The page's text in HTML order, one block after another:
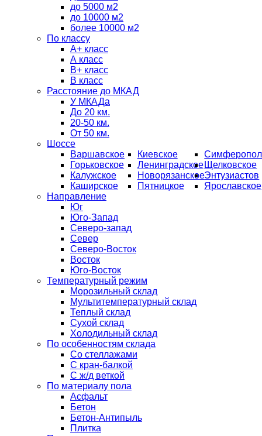
до 5000 м2
до 10000 м2
более 10000 м2
По классу
A+ класс
А класс
В+ класс
B класс
Расстояние до МКАД
У МКАДа
До 20 км.
20-50 км.
От 50 км.
Шоссе
Варшавское
Горьковское
Калужское
Каширское
Киевское
Ленинградское
Новорязанское
Пятницкое
Щелковское
Энтузиастов
Ярославское
Направление
Юг
Юго-Запад
Северо-запад
Север
Северо-Восток
Восток
Юго-Восток
Температурный режим
Морозильный склад
Мультитемпературный склад
Теплый склад
Сухой склад
Холодильный склад
По особенностям склада
Со стеллажами
С кран-балкой
С ж/д веткой
По материалу пола
Асфальт
Бетон
Бетон-Антипыль
Плитка